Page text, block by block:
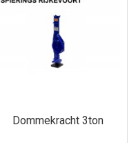
Dommekracht 3ton